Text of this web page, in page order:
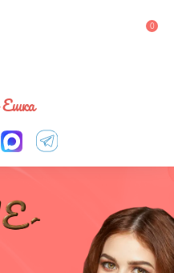
33 05 0